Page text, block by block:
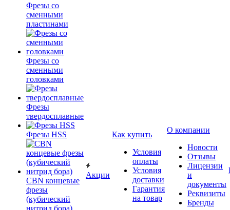
Фрезы со
сменными
пластинами
Фрезы со
сменными
головками
Фрезы
твердосплавные
Фрезы HSS
CBN концевые
фрезы
(кубический
нитрид бора)
Акции
Как купить
Условия
оплаты
Условия
доставки
Гарантия
на товар
О компании
Новости
Отзывы
Лицензии
и
документы
Реквизиты
Бренды